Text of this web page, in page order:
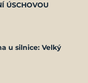
ÚSCHOVOU
u silnice: Velký